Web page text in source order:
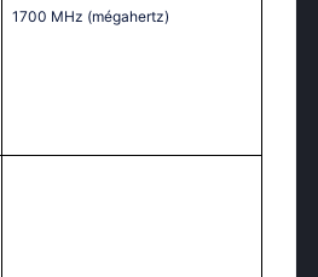
1700 MHz (mégahertz)